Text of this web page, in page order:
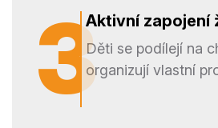
3
3Aktivní zapojení
Děti se podílejí na
organizují vlastní